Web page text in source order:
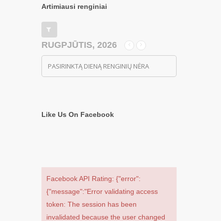
Artimiausi renginiai
RUGPJŪTIS, 2026
PASIRINKTĄ DIENĄ RENGINIŲ NĖRA
Like Us On Facebook
Facebook API Rating: {"error":
{"message":"Error validating access
token: The session has been
invalidated because the user changed